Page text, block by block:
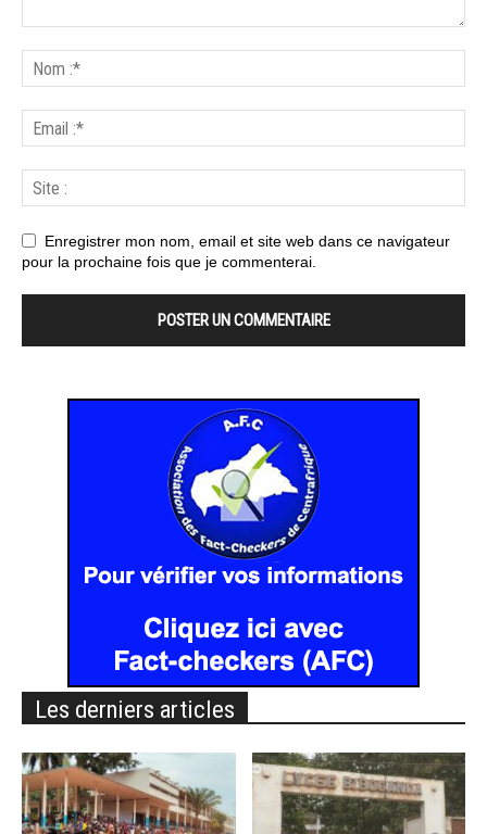
Enregistrer mon nom, email et site web dans ce navigateur
pour la prochaine fois que je commenterai.
Les derniers articles